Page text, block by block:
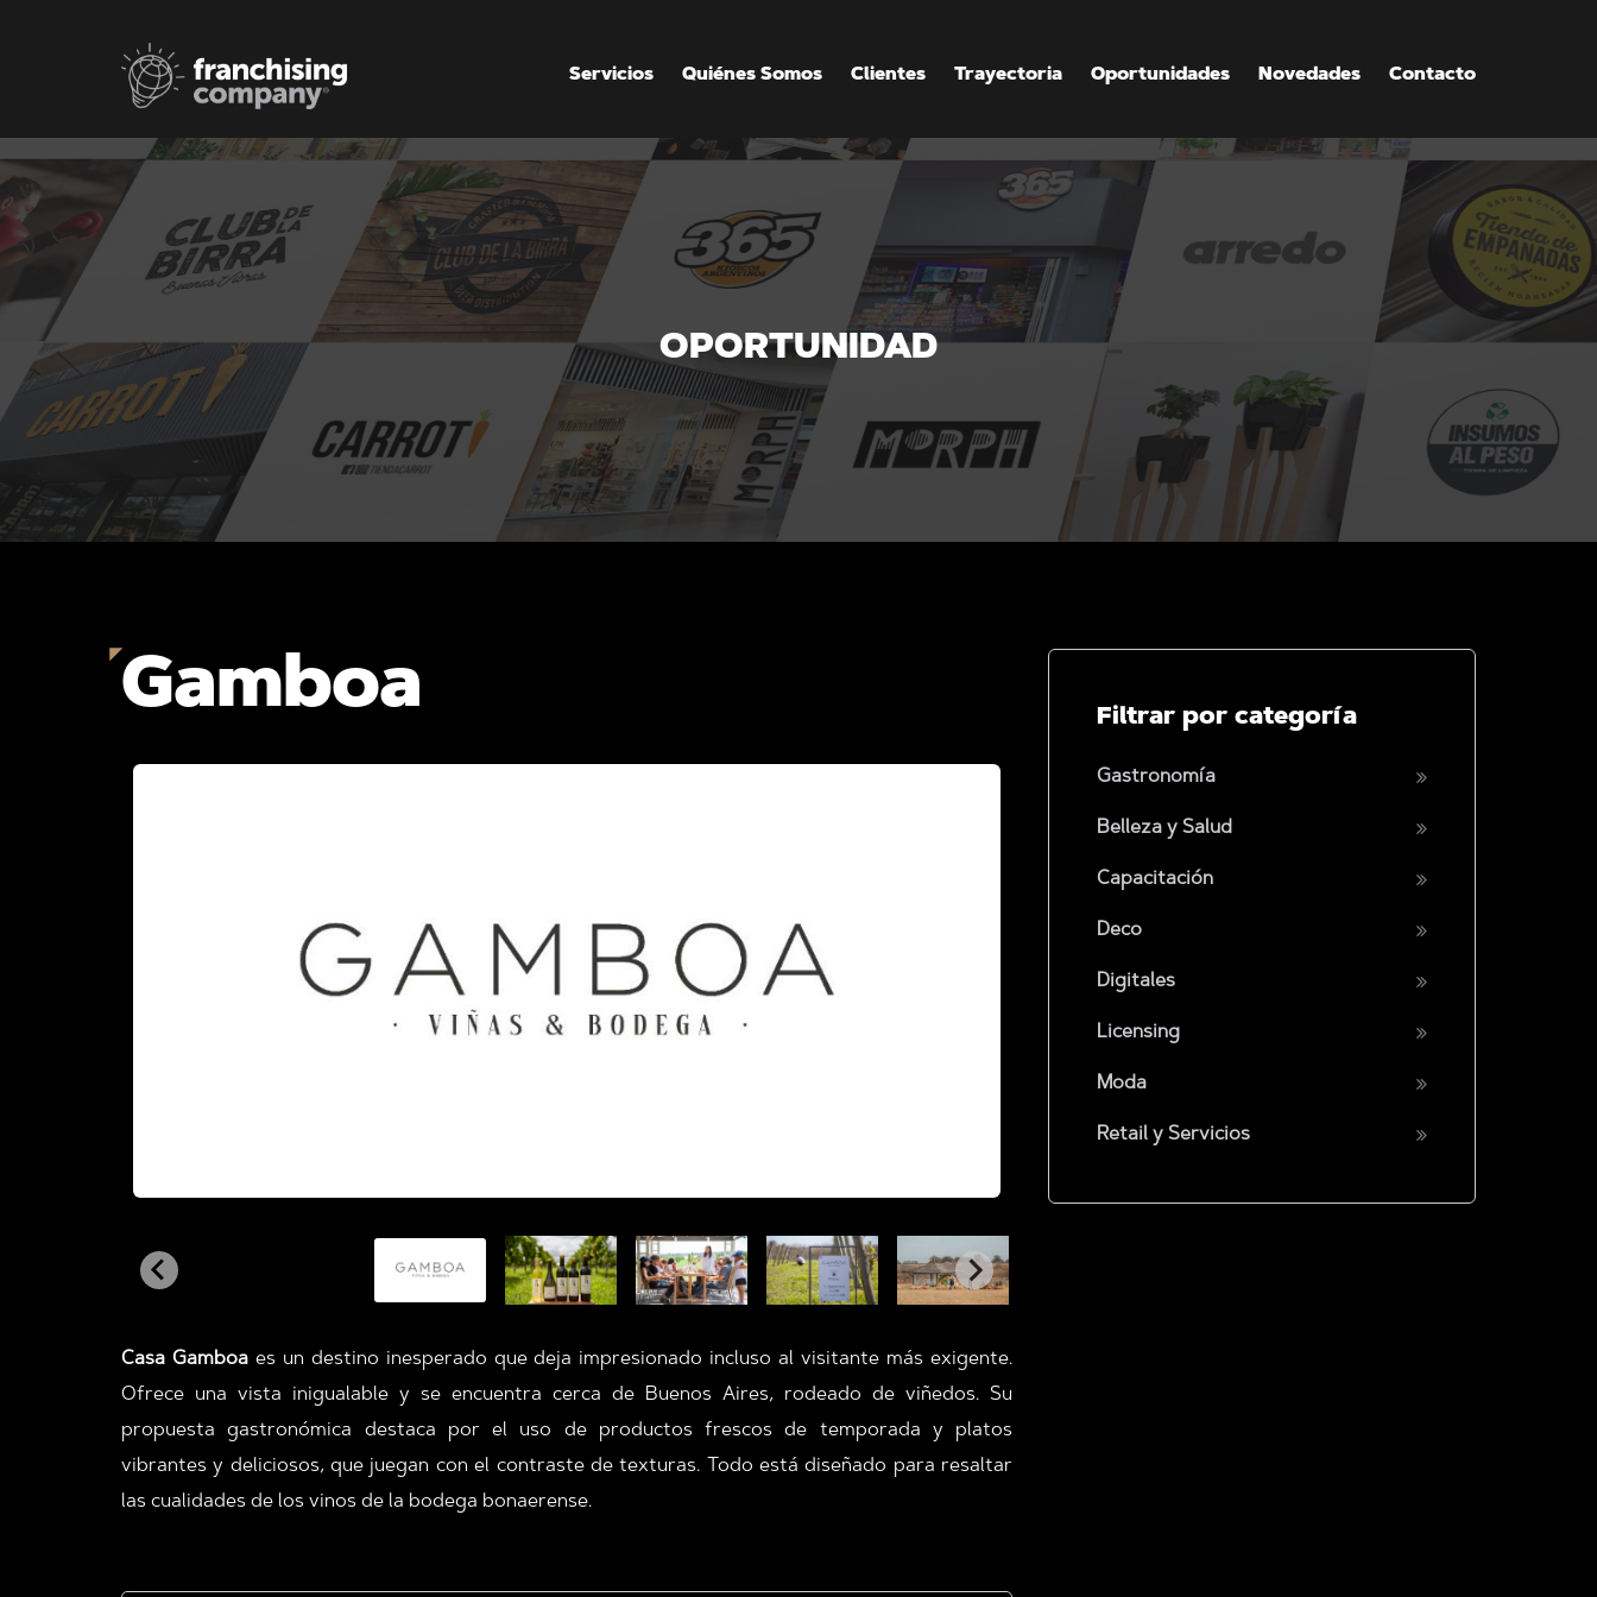
Servicios Quiénes Somos Clientes Trayectoria Oportunidades Novedades Contacto
OPORTUNIDAD
Gamboa
Casa Gamboa es un destino inesperado que deja impresionado incluso al visitante más exigente.
Ofrece una vista inigualable y se encuentra cerca de Buenos Aires, rodeado de viñedos. Su
propuesta gastronómica destaca por el uso de productos frescos de temporada y platos
vibrantes y deliciosos, que juegan con el contraste de texturas. Todo está diseñado para resaltar
las cualidades de los vinos de la bodega bonaerense.
Filtrar por categoría
Gastronomía
Belleza y Salud
Capacitación
Deco
Digitales
Licensing
Moda
Retail y Servicios